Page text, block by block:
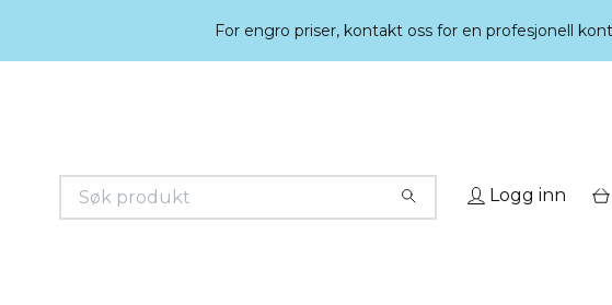
For engro priser, kontakt oss for en profesjonell
Logg inn